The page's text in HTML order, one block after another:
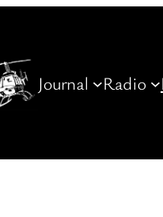
Journal Radio